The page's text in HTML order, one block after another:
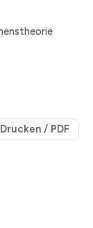
Drucken / PDF